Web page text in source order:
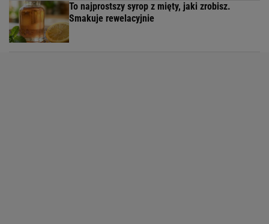
To najprostszy syrop z mięty, jaki zrobisz.
Smakuje rewelacyjnie